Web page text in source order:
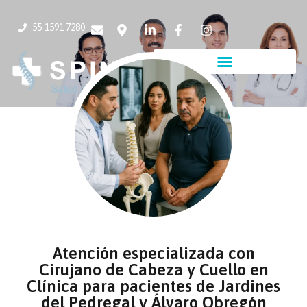
55 1591 7280
Atención especializada con
Cirujano de Cabeza y Cuello en
Clínica para pacientes de Jardines
del Pedregal y Álvaro Obregón